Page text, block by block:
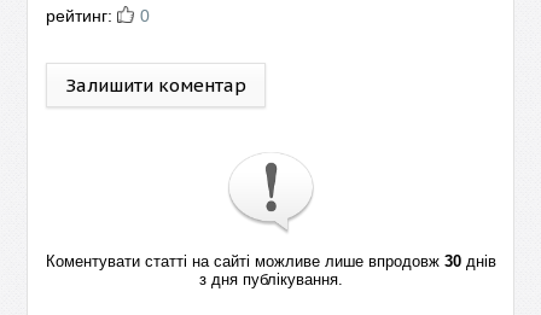
рейтинг: 0
Залишити коментар
Коментувати статті на сайті можливе лише впродовж 30днів
з дня публікування.